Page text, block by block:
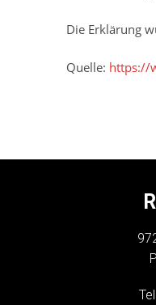
Die Erklärung
Quelle: https://